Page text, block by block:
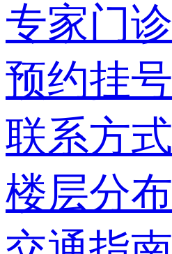
专家门诊
预约挂号
联系方式
楼层分布